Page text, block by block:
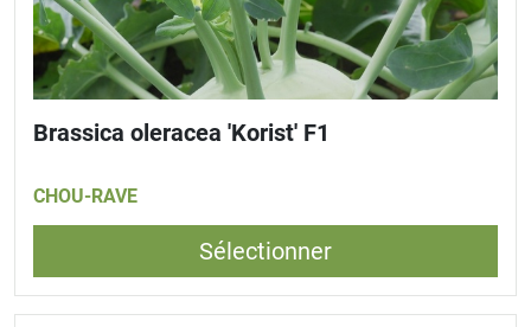
Brassica oleracea 'Korist' F1
CHOU-RAVE
Sélectionner